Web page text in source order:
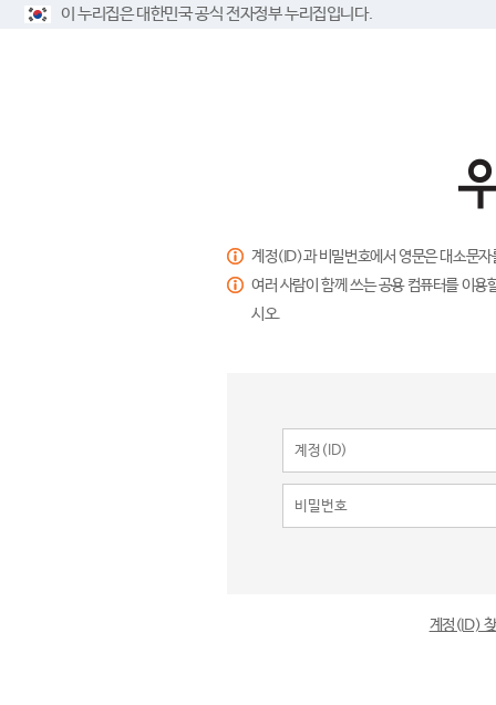
이 누리집은 대한민국 공식 전자정부 누리집입니다.
계정(ID)과 비밀번호에서 영문은 대소문
여러 사람이 함께 쓰는 공용 컴퓨터를 이
시오.
계정(ID)